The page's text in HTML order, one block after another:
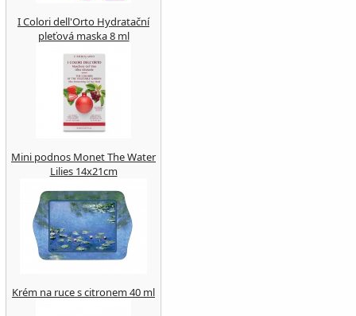
I Colori dell'Orto Hydratační
pleťová maska 8 ml
Mini podnos Monet The Water
Lilies 14x21cm
Krém na ruce s citronem 40 ml